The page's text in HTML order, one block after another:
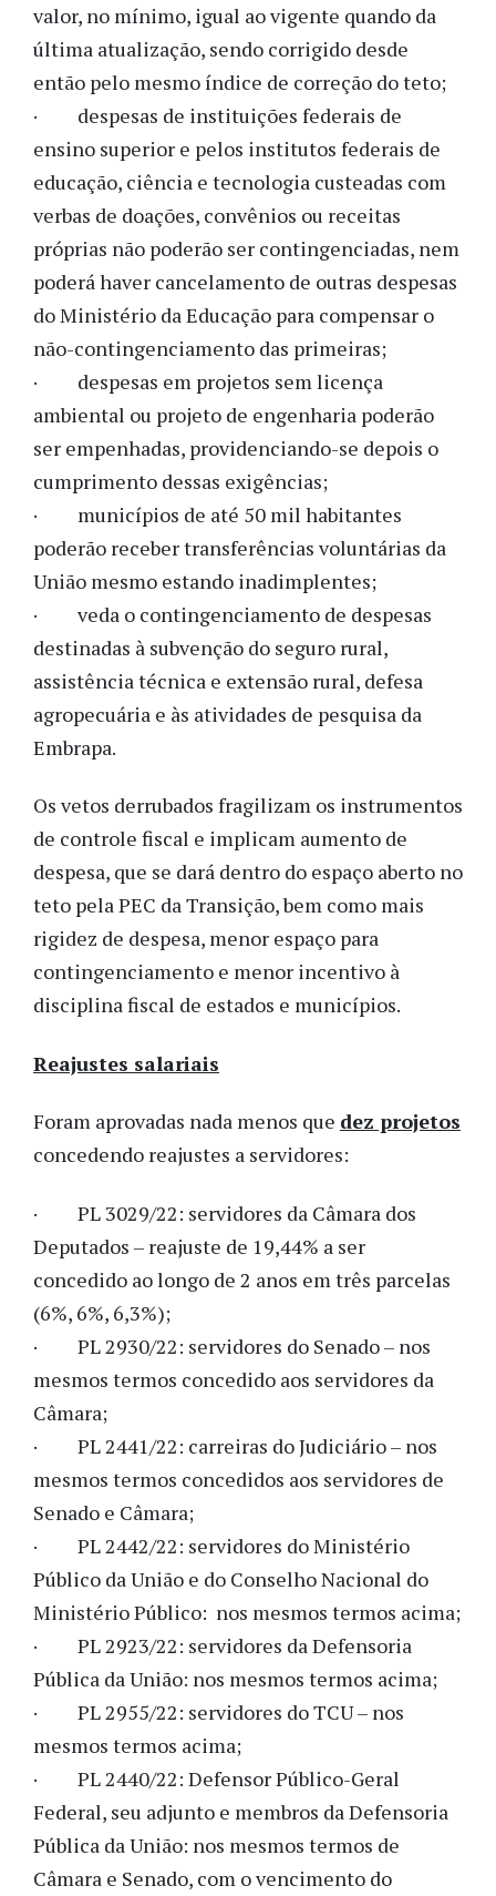
valor, no mínimo, igual ao vigente quando da
última atualização, sendo corrigido desde
então pelo mesmo índice de correção do teto;
· despesas de instituições federais de
ensino superior e pelos institutos federais de
educação, ciência e tecnologia custeadas com
verbas de doações, convênios ou receitas
próprias não poderão ser contingenciadas, nem
poderá haver cancelamento de outras despesas
do Ministério da Educação para compensar o
não-contingenciamento das primeiras;
· despesas em projetos sem licença
ambiental ou projeto de engenharia poderão
ser empenhadas, providenciando-se depois o
cumprimento dessas exigências;
· municípios de até 50 mil habitantes
poderão receber transferências voluntárias da
União mesmo estando inadimplentes;
· veda o contingenciamento de despesas
destinadas à subvenção do seguro rural,
assistência técnica e extensão rural, defesa
agropecuária e às atividades de pesquisa da
Embrapa.
Os vetos derrubados fragilizam os instrumentos
de controle fiscal e implicam aumento de
despesa, que se dará dentro do espaço aberto no
teto pela PEC da Transição, bem como mais
rigidez de despesa, menor espaço para
contingenciamento e menor incentivo à
disciplina fiscal de estados e municípios.
Reajustes salariais
Foram aprovadas nada menos que dez projetos
concedendo reajustes a servidores:
· PL 3029/22: servidores da Câmara dos
Deputados – reajuste de 19,44% a ser
concedido ao longo de 2 anos em três parcelas
(6%, 6%, 6,3%);
· PL 2930/22: servidores do Senado – nos
mesmos termos concedido aos servidores da
Câmara;
· PL 2441/22: carreiras do Judiciário – nos
mesmos termos concedidos aos servidores de
Senado e Câmara;
· PL 2442/22: servidores do Ministério
Público da União e do Conselho Nacional do
Ministério Público: nos mesmos termos acima;
· PL 2923/22: servidores da Defensoria
Pública da União: nos mesmos termos acima;
· PL 2955/22: servidores do TCU – nos
mesmos termos acima;
· PL 2440/22: Defensor Público-Geral
Federal, seu adjunto e membros da Defensoria
Pública da União: nos mesmos termos de
Câmara e Senado, com o vencimento do